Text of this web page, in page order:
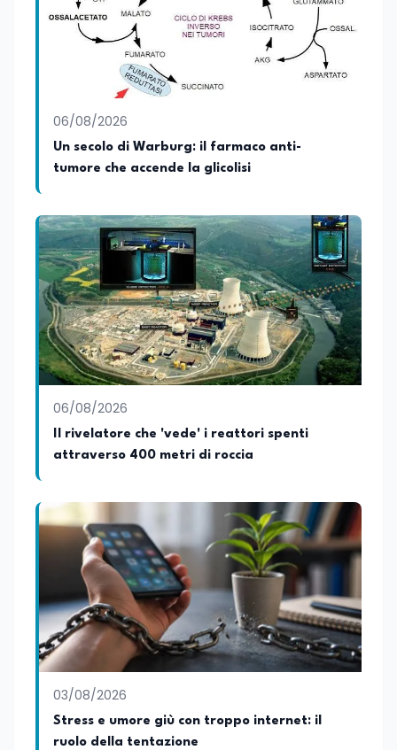
06/08/2026
Un secolo di Warburg: il farmaco anti-
tumore che accende la glicolisi
06/08/2026
Il rivelatore che 'vede' i reattori spenti
attraverso 400 metri di roccia
03/08/2026
Stress e umore giù con troppo internet: il
ruolo della tentazione